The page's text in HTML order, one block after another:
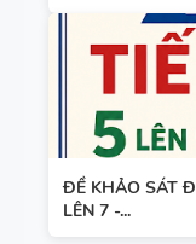
ĐỀ KHẢO SÁT
LÊN 7 -...